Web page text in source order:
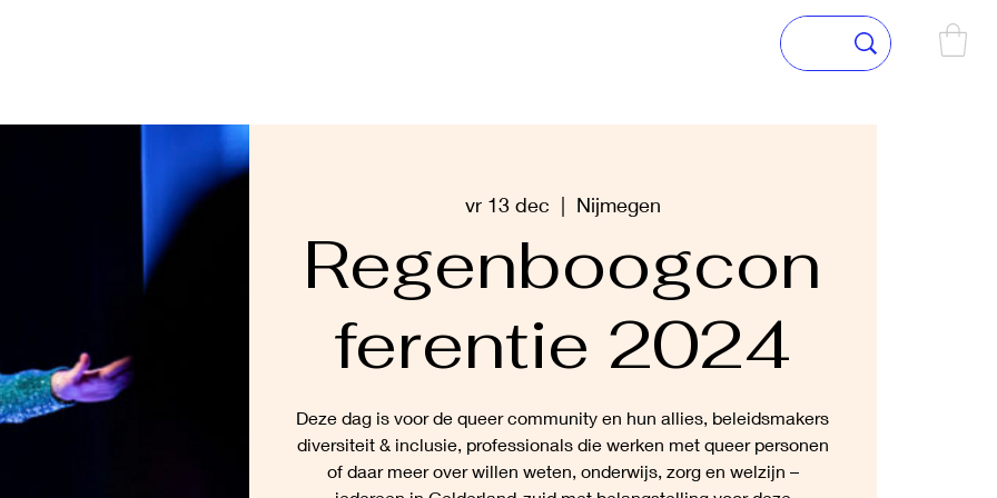
vr 13 dec
  |
Nijmegen
Regenboogcon
ferentie 2024
Deze dag is voor de queer community en hun allies, beleidsmakers
diversiteit & inclusie, professionals die werken met queer personen
of daar meer over willen weten, onderwijs, zorg en welzijn –